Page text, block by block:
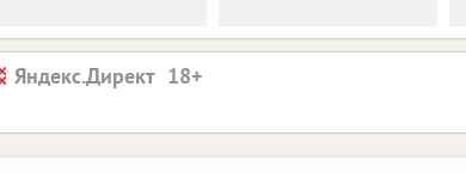
Яндекс.Директ